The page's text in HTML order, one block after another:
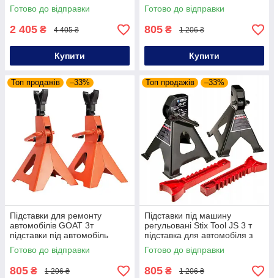
Готово до відправки
2 405 ₴ 4 405 ₴
Купити
страхувальні стійки під
автомобіль
Готово до відправки
805 ₴ 1 206 ₴
Купити
Топ продажів –33%
Підставки для ремонту
автомобілів GOAT 3т
підставки під автомобіль
посилені комплект
домкратних підставок під
авто
Готово до відправки
805 ₴ 1 206 ₴
Топ продажів –33%
Підставки під машину
регульовані Stix Tool JS 3 т
підставка для автомобіля з
опорами комплект
домкратних підставок під
авто
Готово до відправки
805 ₴ 1 206 ₴